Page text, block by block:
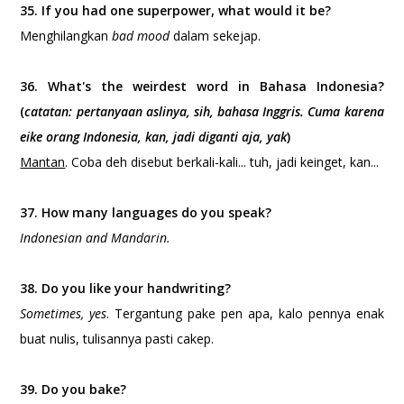
35. If you had one superpower, what would it be?
Menghilangkanbad mooddalam sekejap.
36. What's the weirdest word in Bahasa Indonesia?
(catatan: pertanyaan aslinya, sih, bahasa Inggris. Cuma karena
eike orang Indonesia, kan, jadi diganti aja, yak)
Mantan. Coba deh disebut berkali-kali... tuh, jadi keinget, kan...
37. How many languages do you speak?
Indonesian and Mandarin.
38. Do you like your handwriting?
Sometimes, yes. Tergantung pake pen apa, kalo pennya enak
buat nulis, tulisannya pasti cakep.
39. Do you bake?